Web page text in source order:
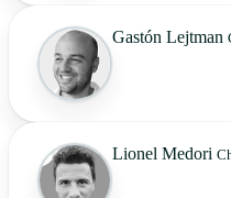
Gastón Lejtman
Lionel Medori